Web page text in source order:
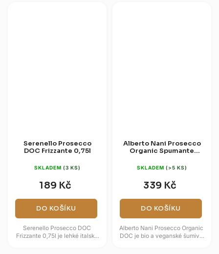
Serenello Prosecco
DOC Frizzante 0,75l
SKLADEM (3 KS)
189 Kč
DO KOŠÍKU
Serenello Prosecco DOC
Frizzante 0,75l je lehké italské
Alberto Nani Prosecco
Organic Spumante
krabice)
SKLADEM (>5 KS)
339 Kč
DO KOŠÍKU
Alberto Nani Prosecco Organic
DOC je bio a veganské šumivé